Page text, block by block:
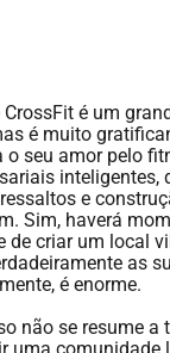
é um
é muito
seu amor pelo
inteligentes,
e
Sim, haverá
de criar um local
as
é enorme.
não se resume a
uma comunidade